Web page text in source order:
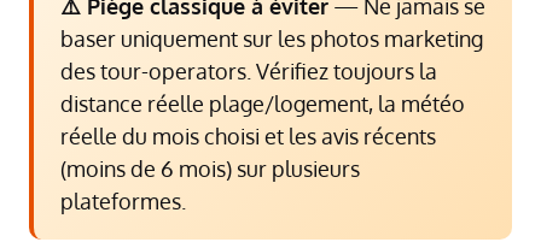
⚠️ Piège classique à éviter — Ne jamais se
baser uniquement sur les photos marketing
des tour-operators. Vérifiez toujours la
distance réelle plage/logement, la météo
réelle du mois choisi et les avis récents
(moins de 6 mois) sur plusieurs
plateformes.